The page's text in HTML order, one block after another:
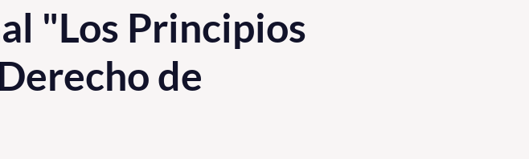
"Los Principios
de